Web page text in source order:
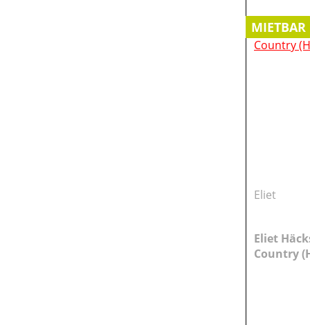
MIETBAR
Eliet
Eliet
Country